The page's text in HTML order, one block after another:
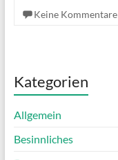
Keine Kommentare
Kategorien
Allgemein
Besinnliches